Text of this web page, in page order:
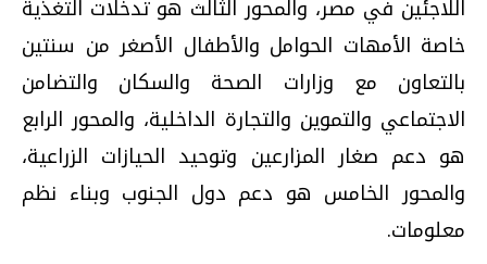
اللاجئين في مصر، والمحور الثالث هو تدخلات التغذية
خاصة الأمهات الحوامل والأطفال الأصغر من سنتين
بالتعاون مع وزارات الصحة والسكان والتضامن
الاجتماعي والتموين والتجارة الداخلية، والمحور الرابع
هو دعم صغار المزارعين وتوحيد الحيازات الزراعية،
والمحور الخامس هو دعم دول الجنوب وبناء نظم
معلومات.